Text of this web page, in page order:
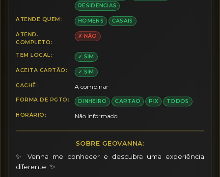
RESIDENCIAS
ATENDE QUEM: HOMENS CASAIS
ATEND.
COMPLETO:
✗ NÃO
TEM LOCAL: ✓ SIM
ACEITA CARTÃO: ✓ SIM
CACHÊ: A combinar
FORMA DE PGTO: DINHEIRO CARTAO PIX TODOS
HORÁRIO: Não informado
SOBRE GEOVANNA:
✨ Venha me conhecer e descubra uma experiência
diferente. ✨